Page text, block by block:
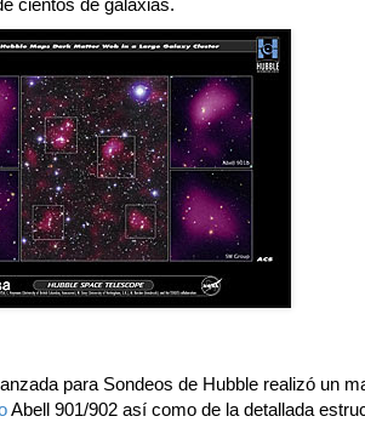
cientos de galaxias.
para Sondeos de Hubble realizó un
Abell 901/902 así como de la detallada